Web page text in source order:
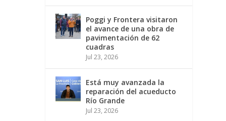
Poggi y Frontera visitaron
el avance de una obra de
pavimentación de 62
cuadras
Jul 23, 2026
Está muy avanzada la
reparación del acueducto
Río Grande
Jul 23, 2026